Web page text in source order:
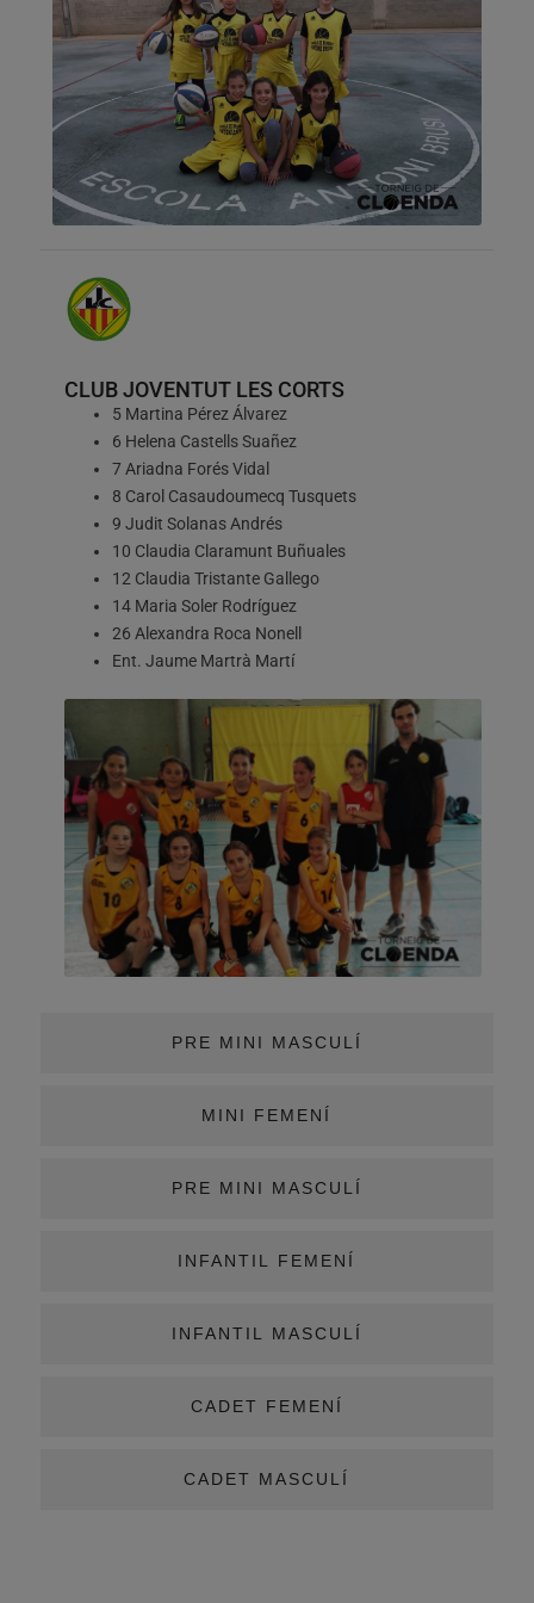
PRE MINI MASCULÍ
MINI FEMENÍ
PRE MINI MASCULÍ
INFANTIL FEMENÍ
INFANTIL MASCULÍ
CADET FEMENÍ
CADET MASCULÍ
CLUB JOVENTUT LES CORTS
5 Martina Pérez Álvarez
6 Helena Castells Suañez
7 Ariadna Forés Vidal
8 Carol Casaudoumecq Tusquets
9 Judit Solanas Andrés
10 Claudia Claramunt Buñuales
12 Claudia Tristante Gallego
14 Maria Soler Rodríguez
26 Alexandra Roca Nonell
Ent. Jaume Martrà Martí